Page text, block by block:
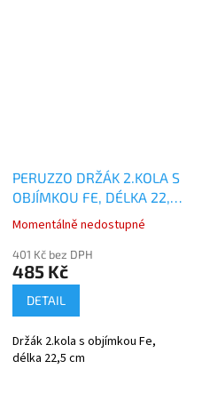
PERUZZO DRŽÁK 2.KOLA S
OBJÍMKOU FE, DÉLKA 22,5
Průměrné
produktu
je
hvězdiček.
Momentálně nedostupné
401 Kč bez DPH
485 Kč
DETAIL
Držák 2.kola s objímkou Fe,
délka 22,5 cm